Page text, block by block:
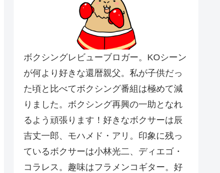
ボクシングレビューブロガー。KOシーン
が何より好きな還暦親父。私が子供だっ
た頃と比べてボクシング番組は極めて減
りました。ボクシング再興の一助となれ
るよう頑張ります！好きなボクサーは辰
吉丈一郎、モハメド・アリ。印象に残っ
ているボクサーは小林光二、ディエゴ・
コラレス。趣味はフラメンコギター。好